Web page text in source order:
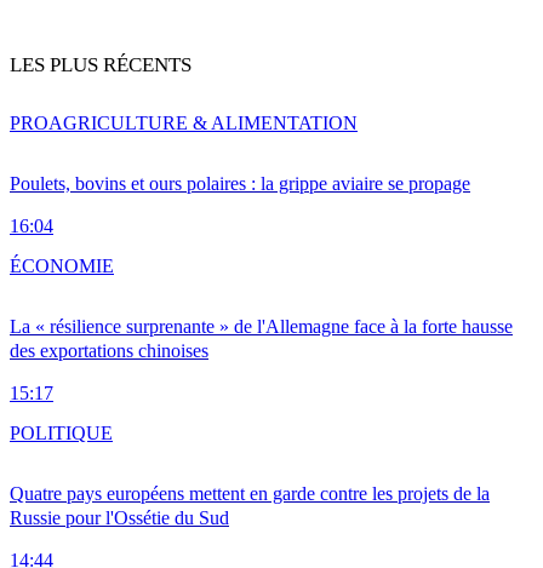
LES PLUS RÉCENTS
Poulets, bovins et ours polaires : la grippe aviaire se propage
16:04
PROAGRICULTURE & ALIMENTATION
La « résilience surprenante » de l'Allemagne face à la forte hausse
des exportations chinoises
15:17
ÉCONOMIE
Quatre pays européens mettent en garde contre les projets de la
Russie pour l'Ossétie du Sud
14:44
POLITIQUE